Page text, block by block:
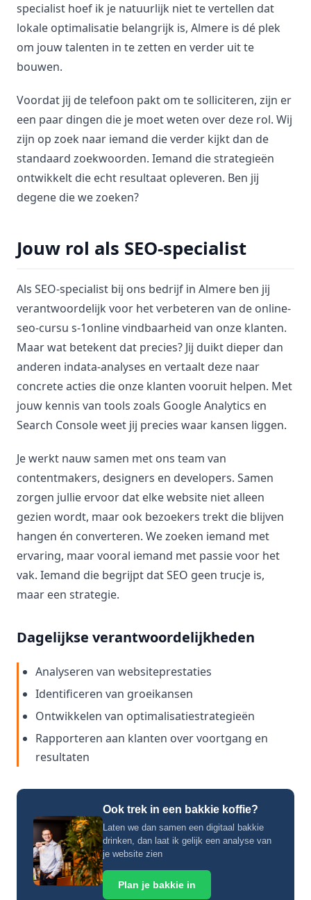
specialist hoef ik je natuurlijk niet te vertellen dat
lokale optimalisatie belangrijk is, Almere is dé plek
om jouw talenten in te zetten en verder uit te
bouwen.
Voordat jij de telefoon pakt om te solliciteren, zijn er
een paar dingen die je moet weten over deze rol. Wij
zijn op zoek naar iemand die verder kijkt dan de
standaard zoekwoorden. Iemand die strategieën
ontwikkelt die echt resultaat opleveren. Ben jij
degene die we zoeken?
Jouw rol als SEO-specialist
Als SEO-specialist bij ons bedrijf in Almere ben jij
verantwoordelijk voor het verbeteren van de online-
seo-cursu s-1online vindbaarheid van onze klanten.
Maar wat betekent dat precies? Jij duikt dieper dan
anderen indata-analyses en vertaalt deze naar
concrete acties die onze klanten vooruit helpen. Met
jouw kennis van tools zoals Google Analytics en
Search Console weet jij precies waar kansen liggen.
Je werkt nauw samen met ons team van
contentmakers, designers en developers. Samen
zorgen jullie ervoor dat elke website niet alleen
gezien wordt, maar ook bezoekers trekt die blijven
hangen én converteren. We zoeken iemand met
ervaring, maar vooral iemand met passie voor het
vak. Iemand die begrijpt dat SEO geen trucje is,
maar een strategie.
Dagelijkse verantwoordelijkheden
Analyseren van websiteprestaties
Identificeren van groeikansen
Ontwikkelen van optimalisatiestrategieën
Rapporteren aan klanten over voortgang en
resultaten
Ook trek in een bakkie koffie?
Laten we dan samen een digitaal bakkie
drinken, dan laat ik gelijk een analyse van
je website zien
Plan je bakkie in